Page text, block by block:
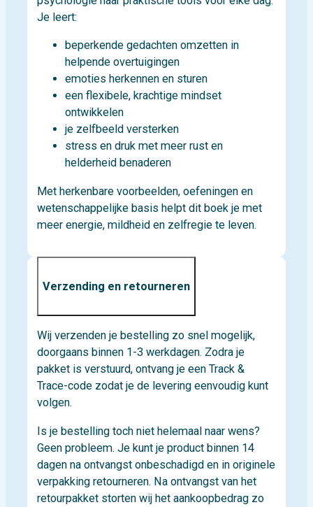
Je leert:
beperkende gedachten omzetten in
helpende overtuigingen
emoties herkennen en sturen
een flexibele, krachtige mindset
ontwikkelen
je zelfbeeld versterken
stress en druk met meer rust en
helderheid benaderen
Met herkenbare voorbeelden, oefeningen en
wetenschappelijke basis helpt dit boek je met
meer energie, mildheid en zelfregie te leven.
Verzending en retourneren
Wij verzenden je bestelling zo snel mogelijk,
doorgaans binnen 1-3 werkdagen. Zodra je
pakket is verstuurd, ontvang je een Track &
Trace-code zodat je de levering eenvoudig kunt
volgen.
Is je bestelling toch niet helemaal naar wens?
Geen probleem. Je kunt je product binnen 14
dagen na ontvangst onbeschadigd en in originele
verpakking retourneren. Na ontvangst van het
retourpakket storten wij het aankoopbedrag zo